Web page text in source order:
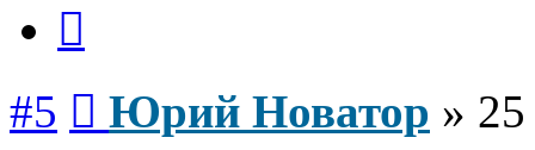
#5 Юрий Новатор »